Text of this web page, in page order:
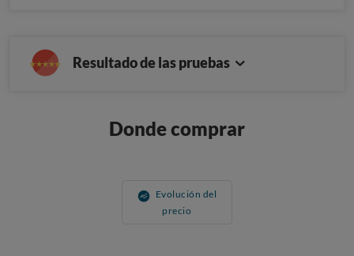
Resultado de las pruebas
Donde comprar
Evolución del
precio